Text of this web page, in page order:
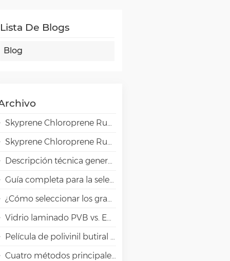
Lista De Blogs
Blog
Skyprene Chloroprene Rubber Grades for Adhesive Applications
Skyprene Chloroprene Rubber Grades for Industrial Applications
Descripción técnica general de la resina de alta barrera EVAL EVOH en aplicaciones de envasado.
Guía completa para la selección de emulsiones VAE
¿Cómo seleccionar los grados adecuados de alcohol polivinílico (PVA) para aplicaciones en papeles especiales?
Vidrio laminado PVB vs. EVA vs. SGP vs. TPU: Comparación y guía para la arquitectura moderna
Película de polivinil butiral (PVB): Química, procesamiento y aplicaciones de alto rendimiento
Cuatro métodos principales para la fabricación de películas de PVA